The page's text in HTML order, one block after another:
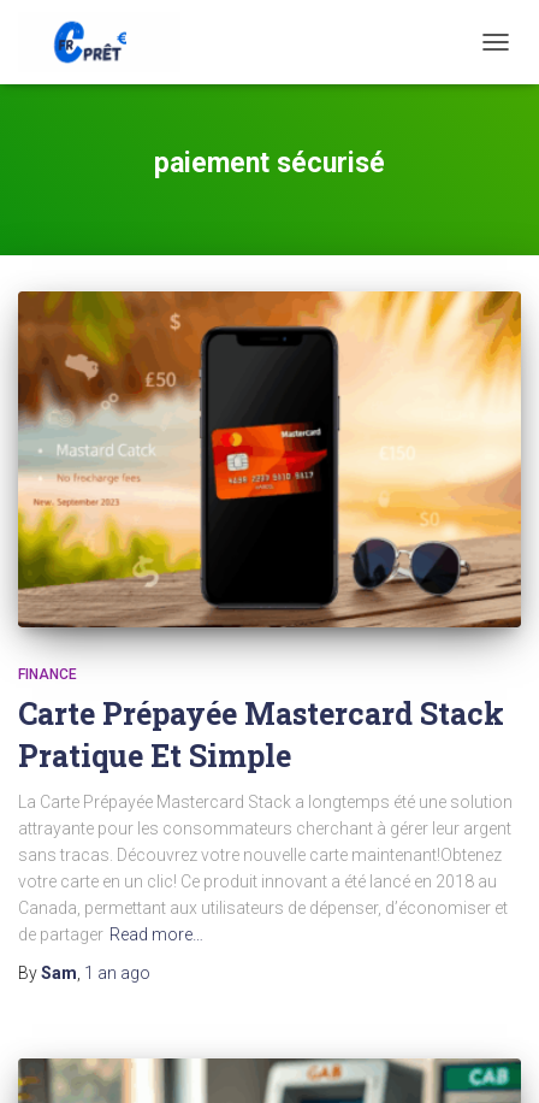
paiement sécurisé
FINANCE
Carte Prépayée Mastercard Stack
Pratique Et Simple
La Carte Prépayée Mastercard Stack a longtemps été une solution
attrayante pour les consommateurs cherchant à gérer leur argent
sans tracas. Découvrez votre nouvelle carte maintenant!Obtenez
votre carte en un clic! Ce produit innovant a été lancé en 2018 au
Canada, permettant aux utilisateurs de dépenser, d’économiser et
de partager Read more…
BySam 1 an ago